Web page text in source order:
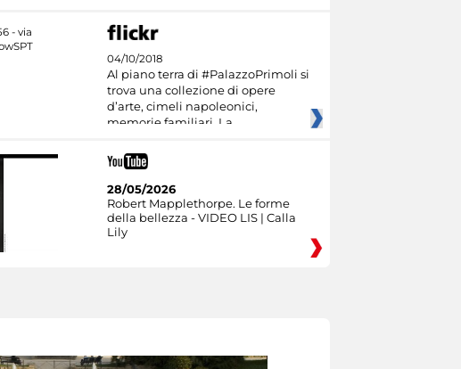
04/10/2018
Al piano terra di #PalazzoPrimoli si
trova una collezione di opere
d’arte, cimeli napoleonici,
memorie familiari. La
28/05/2026
Robert Mapplethorpe. Le forme
della bellezza - VIDEO LIS | Calla
Lily